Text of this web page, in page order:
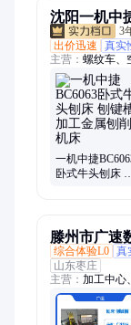
沈阳一机中
3
出价迅速
真实
主营： 螺纹车、
削机、切割机
镗床、直齿轮
塔铣、管螺纹
一机中捷
卧式牛头刨床
滕州市广速
综合体验L0 真
山东枣庄
主营： 加工中心
摇臂钻床、立